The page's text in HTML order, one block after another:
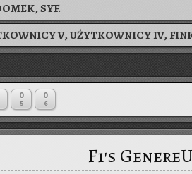
SYF.
V, UŻYTKOWNICY IV,
0
5
0
6
F1's